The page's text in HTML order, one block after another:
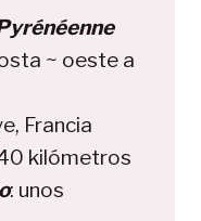
~ oeste a
Francia
kilómetros
: unos